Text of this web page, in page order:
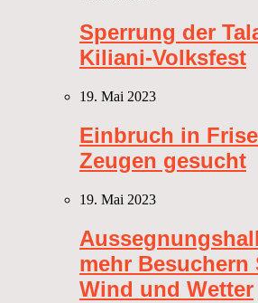
Sperrung der
Kiliani-Volksfest
19. Mai 2023
Einbruch in
Zeugen gesucht
19. Mai 2023
mehr Besuchern
Wind und Wetter